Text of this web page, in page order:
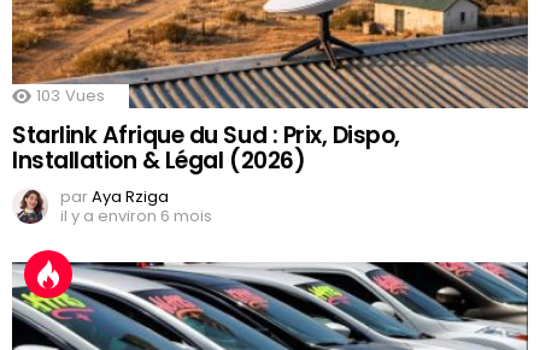
103 Vues
Starlink Afrique du Sud : Prix, Dispo,
Installation & Légal (2026)
parAya Rziga
il y a environ 6 mois